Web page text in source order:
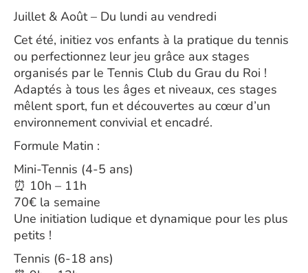
Juillet & Août – Du lundi au vendredi
Cet été, initiez vos enfants à la pratique du tennis
ou perfectionnez leur jeu grâce aux stages
organisés par le Tennis Club du Grau du Roi !
Adaptés à tous les âges et niveaux, ces stages
mêlent sport, fun et découvertes au cœur d’un
environnement convivial et encadré.
Formule Matin :
Mini-Tennis (4-5 ans)
⏰ 10h – 11h
70€ la semaine
Une initiation ludique et dynamique pour les plus
petits !
Tennis (6-18 ans)